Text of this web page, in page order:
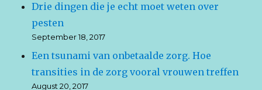
Drie dingen die je echt moet weten over
pesten
September 18, 2017
Een tsunami van onbetaalde zorg. Hoe
transities in de zorg vooral vrouwen treffen
August 20, 2017